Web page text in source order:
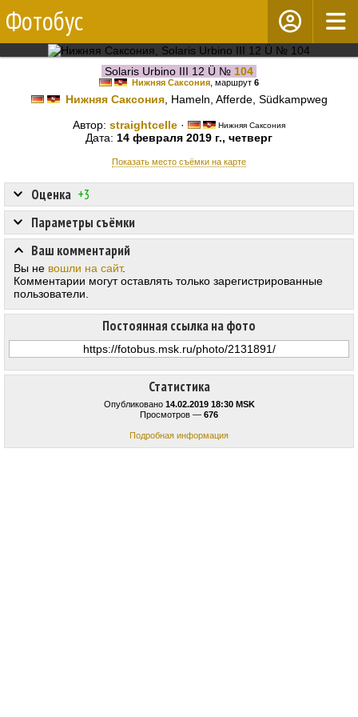
Фотобус
Solaris Urbino III 12 Ü № 104
Нижняя Саксония , маршрут 6
Нижняя Саксония, Hameln, Afferde, Südkampweg
Автор: straightcelle · Нижняя Саксония
Дата: 14 февраля 2019 г., четверг
Показать место съёмки на карте
Статистика
Опубликовано 14.02.2019 18:30 MSK
Просмотров — 676
Подробная информация
Оценка +3
Постоянная ссылка на фото
Параметры съёмки
Ваш комментарий
Вы не вошли на сайт.
Комментарии могут оставлять только зарегистрированные
пользователи.